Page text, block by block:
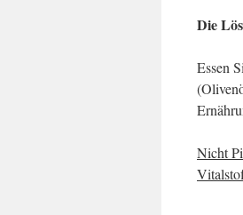
Die
Essen
Nicht